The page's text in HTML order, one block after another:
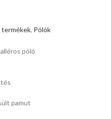
termékek, Pólók
póló
pamut